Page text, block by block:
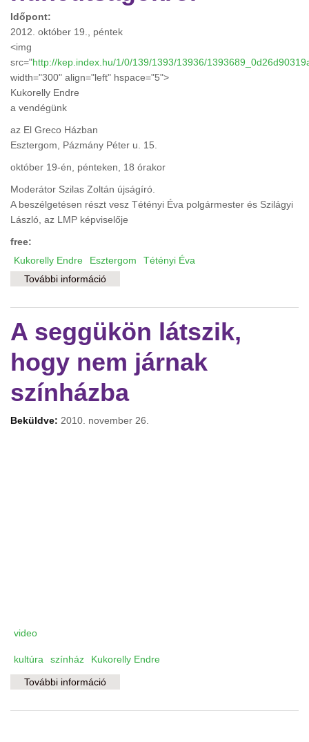
Időpont:
2012. október 19., péntek
<img
src="http://kep.index.hu/1/0/139/1393/13936/
width="300" align="left" hspace="5">
Kukorelly Endre
a vendégünk
az El Greco Házban
Esztergom, Pázmány Péter u. 15.
október 19-én, pénteken, 18 órakor
Moderátor Szilas Zoltán újságíró.
A beszélgetésen részt vesz Tétényi Éva polgármester és Szilágyi
László, az LMP képviselője
free:
Kukorelly Endre
Esztergom
Tétényi Éva
További információ
A seggükön látszik,
hogy nem járnak
színházba
Beküldve: 2010. november 26.
video
kultúra színház Kukorelly Endre
További információ